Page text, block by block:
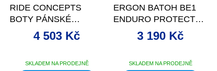
M
A
RIDE CONCEPTS
BOTY PÁNSKÉ
TALLAC CLIP BOA
ČERNÁ/ČERVENÁ
SKLADEM NA PRODEJNĚ
4 503 Kč
ERGON BATOH BE1
ENDURO PROTECT
ČERNÁ/MODRÁ -L
SKLADEM NA PRODEJNĚ
3 190 Kč